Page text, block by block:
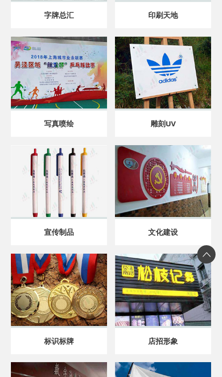
字牌总汇 印刷天地
写真喷绘 雕刻UV
宣传制品 文化建设
标识标牌 店招形象